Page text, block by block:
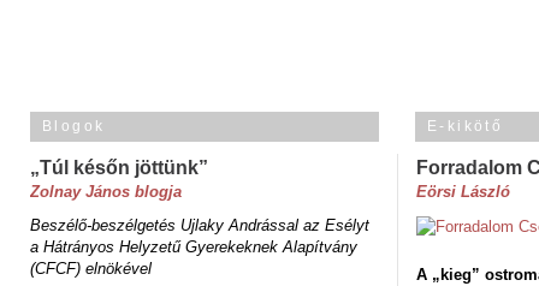
Blogok
„Túl későn jöttünk”
Zolnay János blogja
Beszélő-beszélgetés Ujlaky Andrással az Esélyt
a Hátrányos Helyzetű Gyerekeknek Alapítvány
(CFCF) elnökével
E-kikötő
Forradalom
Eörsi László
A „kieg”